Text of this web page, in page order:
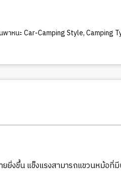
าหนะ Car-Camping Style,Camping
ยิ่งขึ้น แข็งแรงสามารถแขวนหม้อที่